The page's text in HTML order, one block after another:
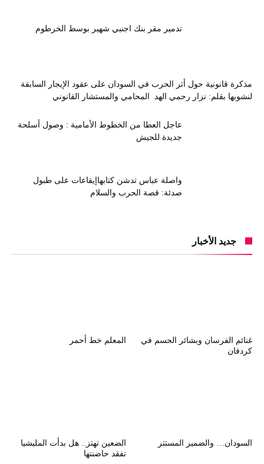
تدمير مقر بنك اجنبي شهير بوسط الخرطوم
مذكرة قانونية حول أثر الحرب في السودان على عقود الإيجار السابقة
لنشوبها بقلم: نزار رحمي الهد المحامي والمستشار القانوني
عاجل العطا من الخطوط الأمامية : وصول أسلحة
جديدة للجيش
واصلة عباس تدشن كتابهاإيقاعات على طبول
صدئة: قصة الحرب والسلام
جديد الأخبار
المعلم خط أحمر
غنائم الفرسان وبشائر الحسم في
كردفان
الضعين تهتز.. هل بدأت المليشيا
تفقد حاضنتها
السودان… والضمير المستتر